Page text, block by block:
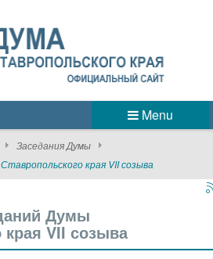
Menu
Заседания Думы
края VII созыва
Думы
края VII созыва